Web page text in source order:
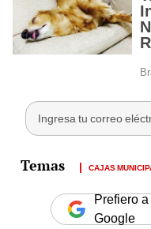
CAJAS
Prefiero
Google